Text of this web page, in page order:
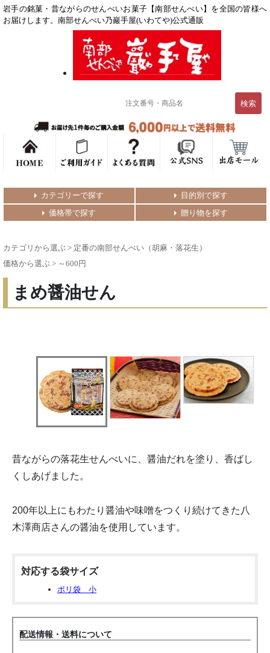
岩手の銘菓・昔ながらのせんべいお菓子【南部せんべい】を全国の皆様へ
お届けします。南部せんべい乃巖手屋(いわてや)公式通販
カテゴリーで探す
目的別で探す
価格帯で探す
贈り物を探す
カテゴリから選ぶ > 定番の南部せんべい（胡麻・落花生）
価格から選ぶ > ～600円
まめ醤油せん
昔ながらの落花生せんべいに、醤油だれを塗り、香ばし
くしあげました。
200年以上にもわたり醤油や味噌をつくり続けてきた八
木澤商店さんの醤油を使用しています。
対応する袋サイズ
ポリ袋 小
配送情報・送料について